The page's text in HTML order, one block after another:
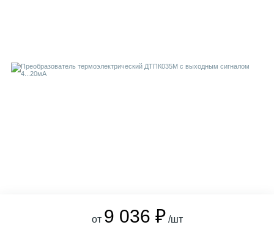
от 9 036 ₽ /шт